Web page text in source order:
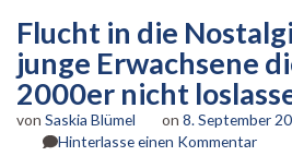
Flucht in die
junge Erwachsene
2000er nicht
von Saskia Blümel on 8. September
Hinterlasse einen Kommentarzu